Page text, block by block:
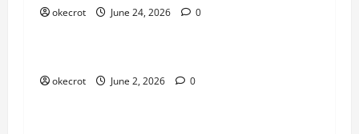
okecrot June 24, 2026 0
Uncategorized
okecrot June 2, 2026 0
Uncategorized